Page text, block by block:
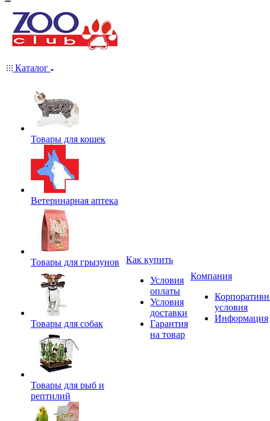
Каталог
Товары для кошек
Ветеринарная аптека
Товары для грызунов
Товары для собак
Товары для рыб и
рептилий
Как купить
Условия
оплаты
Условия
доставки
Гарантия
на товар
Компания
условия
Информация